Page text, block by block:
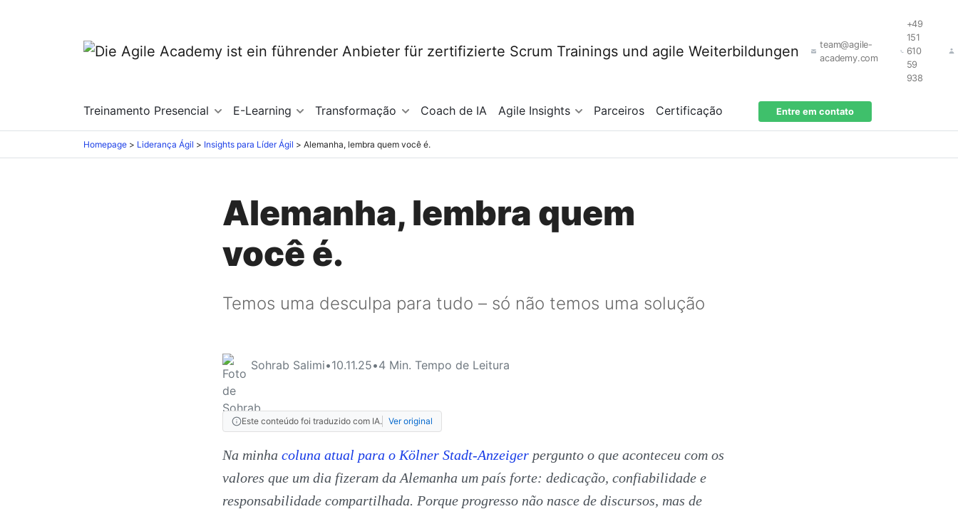
team@agile-
academy.com
+49
151
610
59
938
Treinamento Presencial E-Learning Transformação Coach de IA Agile Insights Parceiros Certificação Entre em contato
Homepage Liderança Ágil Insights para Líder Ágil Alemanha, lembra quem você é.
Alemanha, lembra quem
você é.
Temos uma desculpa para tudo – só não temos uma solução
Sohrab Salimi•10.11.25•4 Min. Tempo de Leitura
Este conteúdo foi traduzido com IA. Ver original
Na minha coluna atual para o Kölner Stadt-Anzeiger pergunto o que aconteceu com os
valores que um dia fizeram da Alemanha um país forte: dedicação, confiabilidade e
responsabilidade compartilhada. Porque progresso não nasce de discursos, mas de